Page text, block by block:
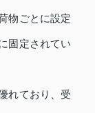
物ごとに設定
固定されてい
れており、受